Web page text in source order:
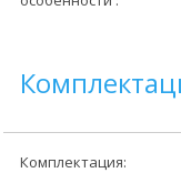
Комплектация: